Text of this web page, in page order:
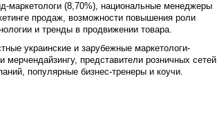
маркетологи (8,70%), национальные менеджеры
продаж, возможности повышения роли
и тренды в продвижении товара.
украинские и зарубежные маркетологи-
мерчендайзингу, представители розничных сетей,
популярные бизнес-тренеры и коучи.